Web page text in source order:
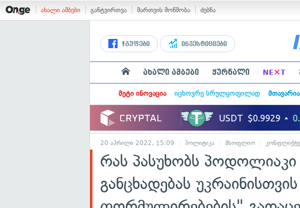
ახალი ამბები განტვირთვა მართვის მოწმობა ძებნა
ჯგუფები ინვესტიციები
ახალი ამბები ჟურნალი NE×T
მეტი ინოვაცია იცხოვრე სრულყოფილად
20 აპრილი 2022, 15:09 პოლიტიკა მსოფლიო
რას პასუხობს პოდოლიაკი
განცხადებას